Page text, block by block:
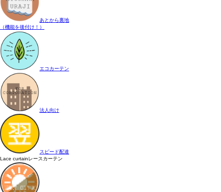
あとから裏地
（機能を後付け！）
エコカーテン
法人向け
スピード配達
Lace curtainレースカーテン